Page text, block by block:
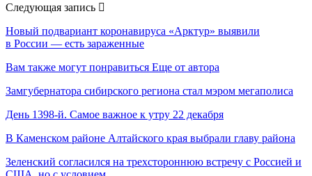
Следующая запись
Новый подвариант коронавируса «Арктур» выявили
в России — есть зараженные
Вам также могут понравиться Еще от автора
Замгубернатора сибирского региона стал мэром мегаполиса
День 1398-й. Самое важное к утру 22 декабря
В Каменском районе Алтайского края выбрали главу района
Зеленский согласился на трехстороннюю встречу с Россией и